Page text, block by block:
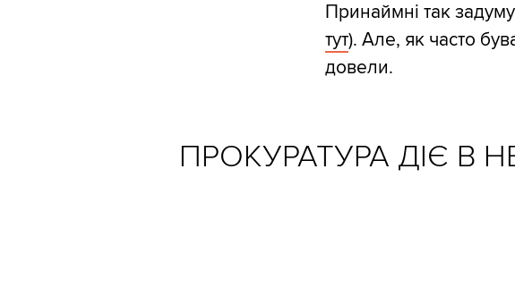
Принаймні так
тут). Але, як часто
довели.
ПРОКУРАТУРА ДІЄ В